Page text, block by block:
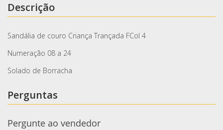
Descrição
Sandália de couro Criança Trançada FCol 4
Numeração 08 a 24
Solado de Borracha
Perguntas
Pergunte ao vendedor